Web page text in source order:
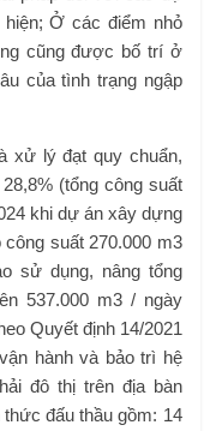
Ở các điểm nhỏ
cũng được bố trí ở
của tình trạng ngập
xử lý đạt quy chuẩn,
(tổng công suất
khi dự án xây dựng
suất 270.000 m3
sử dụng, nâng tổng
537.000 m3 / ngày
Quyết định 14/2021
hành và bảo trì hệ
đô thị trên địa bàn
đấu thầu gồm: 14